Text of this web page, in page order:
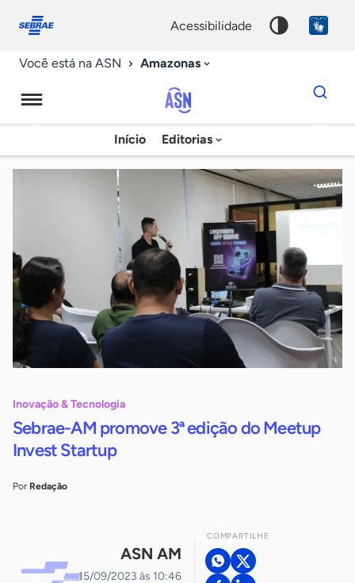
conosco
acessibilidade
Você está na ASN Amazonas
Agência
Sebrae
de
Notícias
Início Editorias
Dados
para
chave
Inovação & Tecnologia
Sebrae-AM promove 3ª edição do Meetup
Invest Startup
Por Redação
ASN AM
15/09/2023 às 10:46
COMPARTILHE